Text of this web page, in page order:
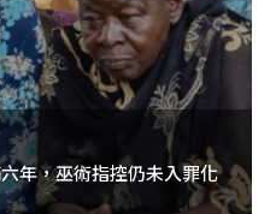
年，巫術指控仍未入罪化